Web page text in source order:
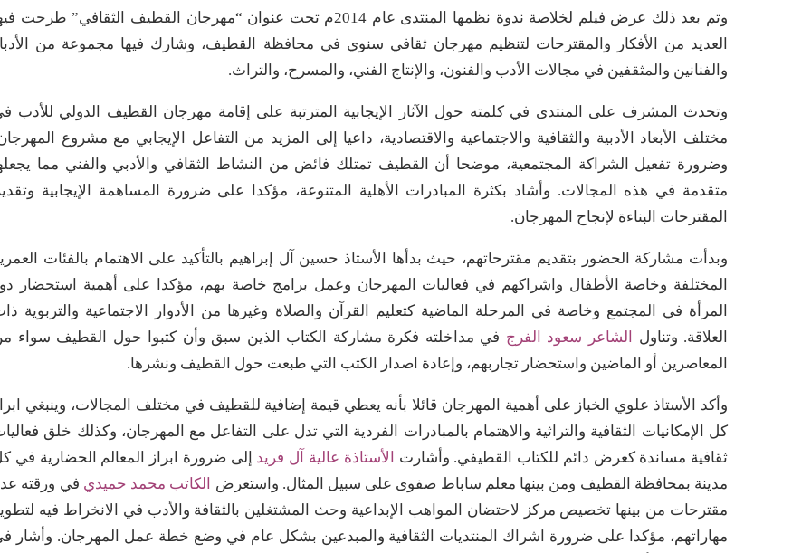
وتم بعد ذلك عرض فيلم لخلاصة ندوة نظمها المنتدى عام 2014م تحت عنوان “مهرجان القطيف الثقافي” طرحت
العديد من الأفكار والمقترحات لتنظيم مهرجان ثقافي سنوي في محافظة القطيف، وشارك فيها مجموعة من
والفنانين والمثقفين في مجالات الأدب والفنون، والإنتاج الفني، والمسرح، والتراث.
وتحدث المشرف على المنتدى في كلمته حول الآثار الإيجابية المترتبة على إقامة مهرجان القطيف الدولي للأدب
مختلف الأبعاد الأدبية والثقافية والاجتماعية والاقتصادية، داعيا إلى المزيد من التفاعل الإيجابي مع مشروع
وضرورة تفعيل الشراكة المجتمعية، موضحا أن القطيف تمتلك فائض من النشاط الثقافي والأدبي والفني مما
متقدمة في هذه المجالات. وأشاد بكثرة المبادرات الأهلية المتنوعة، مؤكدا على ضرورة المساهمة الإيجابية
المقترحات البناءة لإنجاح المهرجان.
وبدأت مشاركة الحضور بتقديم مقترحاتهم، حيث بدأها الأستاذ حسين آل إبراهيم بالتأكيد على الاهتمام بالفئات
المختلفة وخاصة الأطفال واشراكهم في فعاليات المهرجان وعمل برامج خاصة بهم، مؤكدا على أهمية استحضار
المرأة في المجتمع وخاصة في المرحلة الماضية كتعليم القرآن والصلاة وغيرها من الأدوار الاجتماعية والتربوية
العلاقة. وتناول الشاعر سعود الفرج في مداخلته فكرة مشاركة الكتاب الذين سبق وأن كتبوا حول القطيف سواء
المعاصرين أو الماضين واستحضار تجاربهم، وإعادة اصدار الكتب التي طبعت حول القطيف ونشرها.
وأكد الأستاذ علوي الخباز على أهمية المهرجان قائلا بأنه يعطي قيمة إضافية للقطيف في مختلف المجالات، وينبغي
كل الإمكانيات الثقافية والتراثية والاهتمام بالمبادرات الفردية التي تدل على التفاعل مع المهرجان، وكذلك خلق
ثقافية مساندة كعرض دائم للكتاب القطيفي. وأشارت الأستاذة عالية آل فريد إلى ضرورة ابراز المعالم الحضارية في
مدينة بمحافظة القطيف ومن بينها معلم ساباط صفوى على سبيل المثال. واستعرض الكاتب محمد حميدي في ورقته
مقترحات من بينها تخصيص مركز لاحتضان المواهب الإبداعية وحث المشتغلين بالثقافة والأدب في الانخراط فيه
مهاراتهم، مؤكدا على ضرورة اشراك المنتديات الثقافية والمبدعين بشكل عام في وضع خطة عمل المهرجان. وأشار